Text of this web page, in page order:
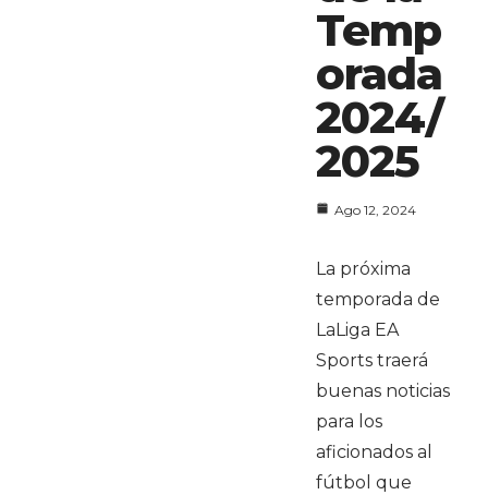
Temp
orada
2024/
2025
Ago 12, 2024
La próxima
temporada de
LaLiga EA
Sports traerá
buenas noticias
para los
aficionados al
fútbol que